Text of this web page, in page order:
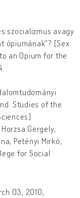
szocializmus avagy
ópiumának"? [Sex
an Opium for the
Studies of the
Gergely,
Petényi Mirkó,
for Social
03, 2010,